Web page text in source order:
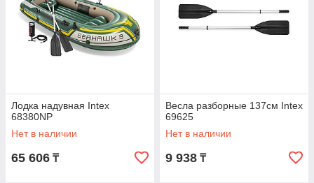
Лодка надувная Intex
68380NP
Нет в наличии
65 606 ₸
Весла разборные 137см Intex
69625
Нет в наличии
9 938 ₸